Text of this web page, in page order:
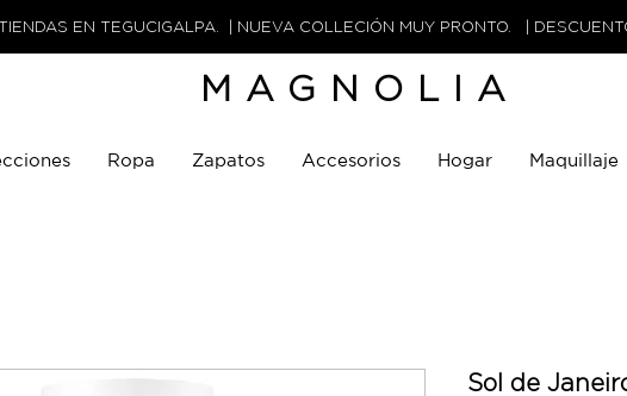
EN TEGUCIGALPA. | NUEVA COLLECIÓN MUY PRONTO. |
MAGNOLIA
Ropa Zapatos Accesorios Hogar Maquillaje
Sol de